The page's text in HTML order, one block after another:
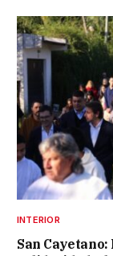
INTERIOR
San